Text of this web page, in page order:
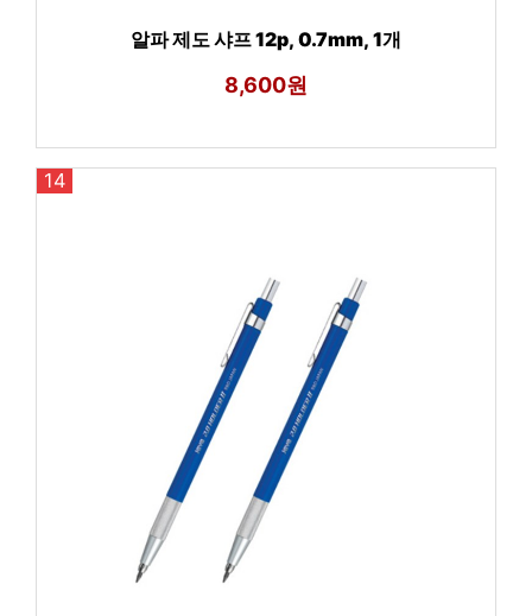
알파 제도 샤프 12p, 0.7mm, 1개
8,600원
14